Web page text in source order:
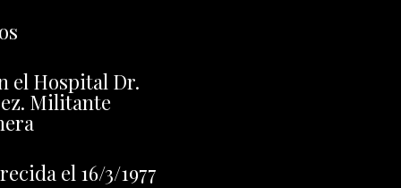
el Hospital Dr.
Militante
el 16/3/1977